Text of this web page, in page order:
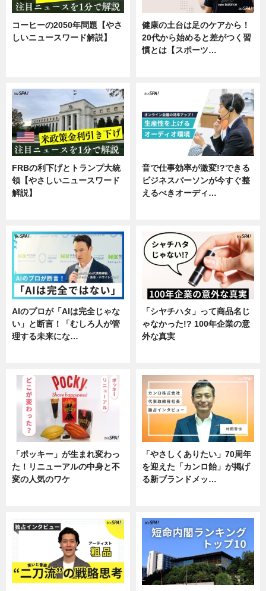
コーヒーの2050年問題【やさ
しいニュースワード解説】
健康の土台は足のケアから！
20代から始めると差がつく習
慣とは【スポーツ…
FRBの利下げとトランプ大統
領【やさしいニュースワード
解説】
音で仕事効率が激変!?できる
ビジネスパーソンが今すぐ整
えるべきオーディ…
AIのプロが「AIは完全じゃな
い」と断言！「むしろ人が管
理する未来にな…
「シヤチハタ」って商品名じ
ゃなかった!? 100年企業の意
外な真実
「ポッキー」が生まれ変わっ
た！リニューアルの中身と不
変の人気のワケ
「やさしくありたい」70周年
を迎えた「カンロ飴」が掲げ
る新ブランドメッ…